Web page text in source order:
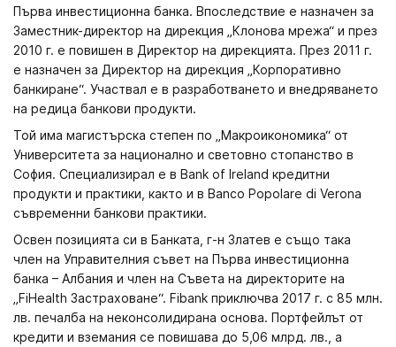
Първа инвестиционна банка. Впоследствие е назначен за
Заместник-директор на дирекция „Клонова мрежа“ и през
2010 г. е повишен в Директор на дирекцията. През 2011 г.
е назначен за Директор на дирекция „Корпоративно
банкиране“. Участвал е в разработването и внедряването
на редица банкови продукти.
Той има магистърска степен по „Макроикономика“ от
Университета за национално и световно стопанство в
София. Специализирал е в Bank of Ireland кредитни
продукти и практики, както и в Banco Popolare di Verona
съвременни банкови практики.
Освен позицията си в Банката, г-н Златев е също така
член на Управителния съвет на Първа инвестиционна
банка – Албания и член на Съвета на директорите на
„FiHealth Застраховане“. Fibank приключва 2017 г. с 85 млн.
лв. печалба на неконсолидирана основа. Портфейлът от
кредити и вземания се повишава до 5,06 млрд. лв., а